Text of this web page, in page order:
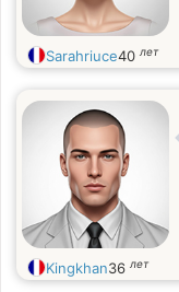
Sarahriuce40 лет
Kingkhan36 лет